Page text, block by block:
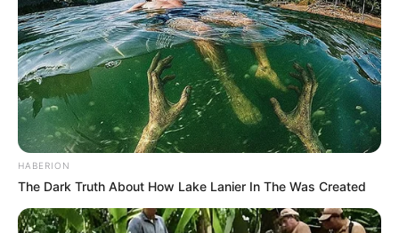
HABERION
The Dark Truth About How Lake Lanier In The Was Created